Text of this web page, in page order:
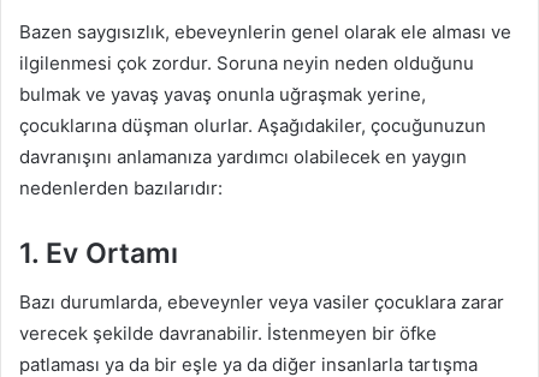
Bazen saygısızlık, ebeveynlerin genel olarak ele alması ve
ilgilenmesi çok zordur. Soruna neyin neden olduğunu
bulmak ve yavaş yavaş onunla uğraşmak yerine,
çocuklarına düşman olurlar. Aşağıdakiler, çocuğunuzun
davranışını anlamanıza yardımcı olabilecek en yaygın
nedenlerden bazılarıdır:
1. Ev Ortamı
Bazı durumlarda, ebeveynler veya vasiler çocuklara zarar
verecek şekilde davranabilir. İstenmeyen bir öfke
patlaması ya da bir eşle ya da diğer insanlarla tartışma